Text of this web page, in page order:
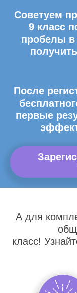
Советуем
9 класс
пробелы в
После
первые
А для
класс!